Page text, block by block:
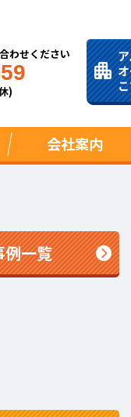
わせください
)
会社案内
例一覧